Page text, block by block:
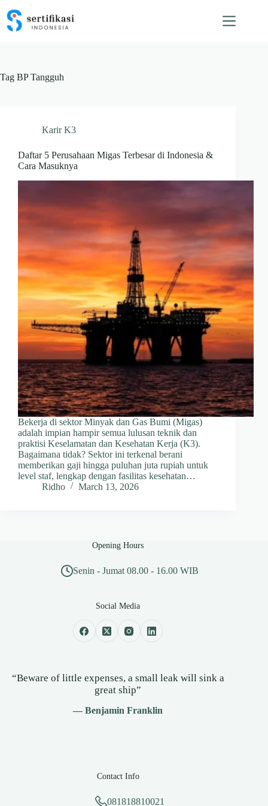
content
Tag BP Tangguh
Karir K3
Daftar 5 Perusahaan Migas Terbesar di Indonesia &
Cara Masuknya
Bekerja di sektor Minyak dan Gas Bumi (Migas)
adalah impian hampir semua lulusan teknik dan
praktisi Keselamatan dan Kesehatan Kerja (K3).
Bagaimana tidak? Sektor ini terkenal berani
memberikan gaji hingga puluhan juta rupiah untuk
level staf, lengkap dengan fasilitas kesehatan…
Ridho
March 13, 2026
Opening Hours
Senin - Jumat 08.00 - 16.00 WIB
Social Media
“Beware of little expenses, a small leak will sink a
great ship”
— Benjamin Franklin
Contact Info
081818810021